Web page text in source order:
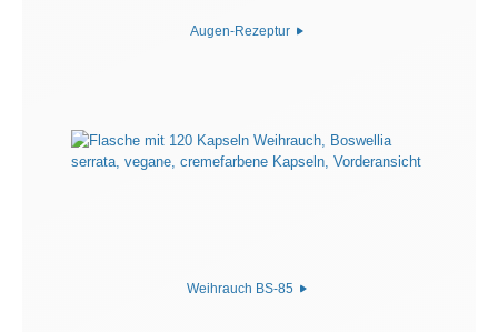
Augen-Rezeptur
Weihrauch BS-85